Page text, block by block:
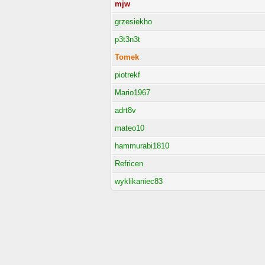
mjw
grzesiekho
p3t3n3t
Tomek
piotrekf
Mario1967
adrt8v
mateo10
hammurabi1810
Refricen
wyklikaniec83